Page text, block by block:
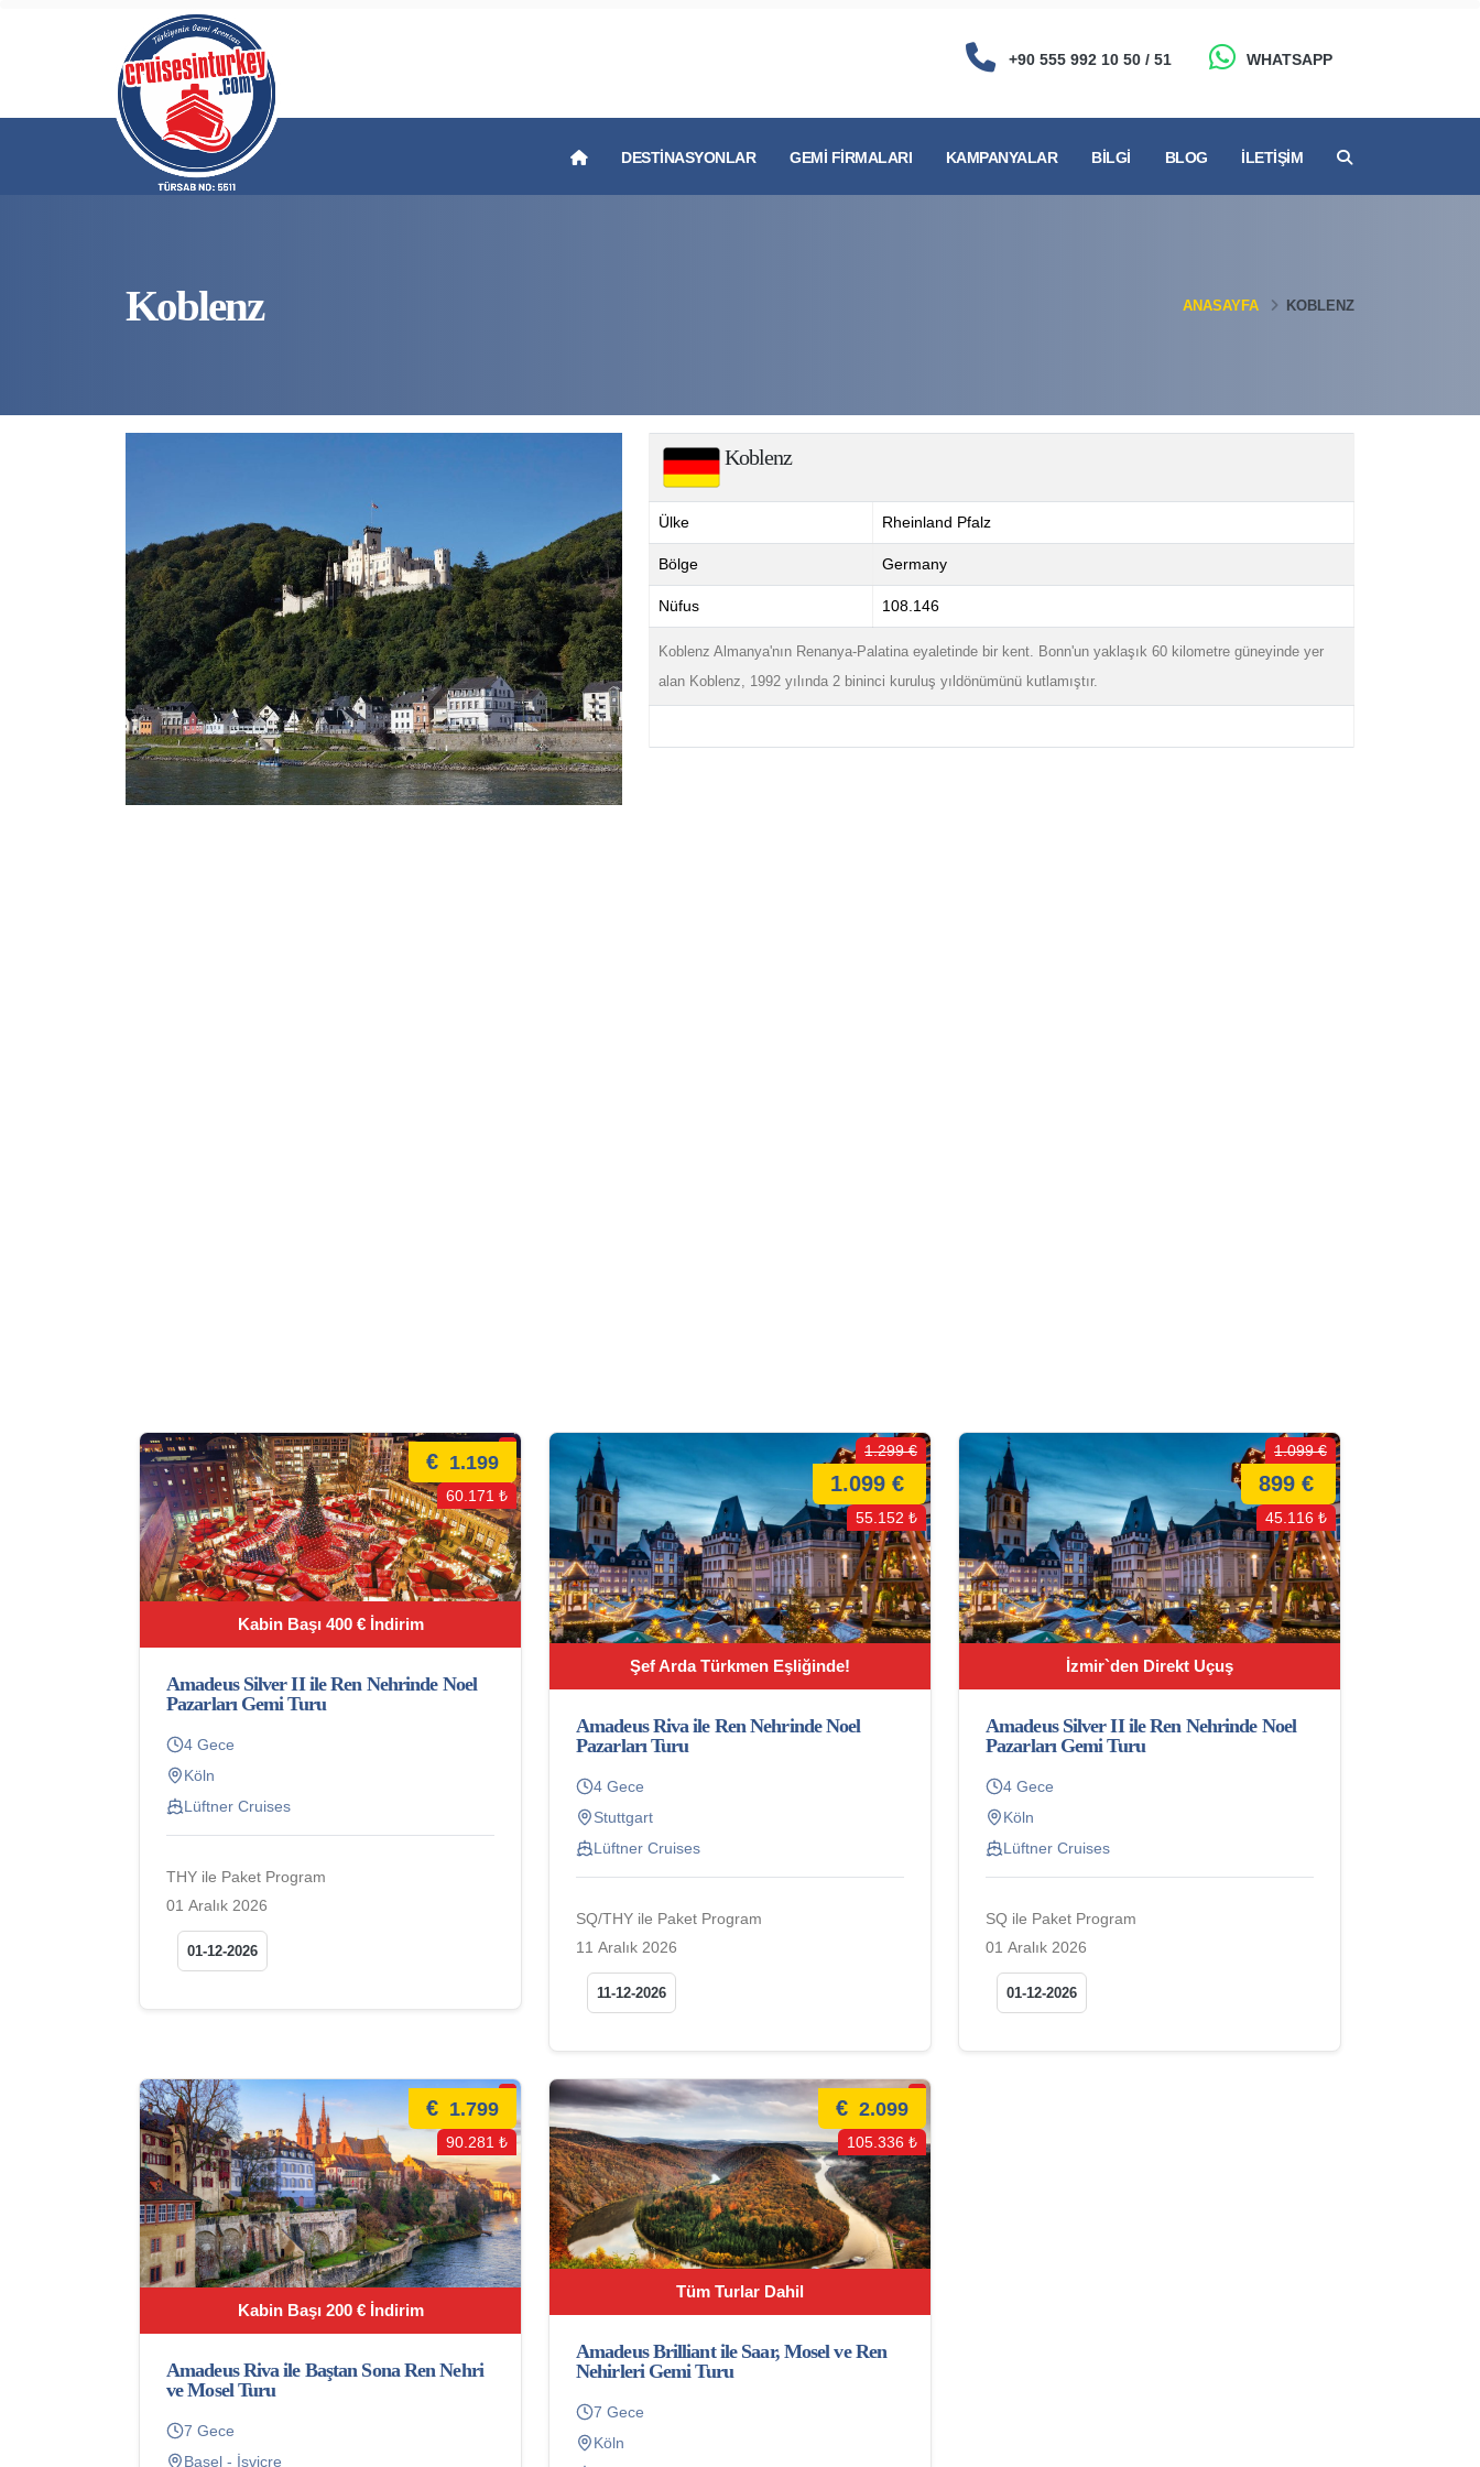
+90 555 992 10 50 / 51 WHATSAPP
DESTINASYONLAR GEMI FIRMALARI KAMPANYALAR BILGI BLOG İLETIŞIM
Koblenz ANASAYFA KOBLENZ
Koblenz
Ülke Rheinland Pfalz
Bölge Germany
Nüfus 108.146
Koblenz Almanya'nın Renanya-Palatina eyaletinde bir kent. Bonn'un yaklaşık 60 kilometre güneyinde yer
alan Koblenz, 1992 yılında 2 bininci kuruluş yıldönümünü kutlamıştır.
Kabin Başı 400 € İndirim
€ 1.199
60.171 ₺
Amadeus Silver II ile Ren Nehrinde Noel
Pazarları Gemi Turu
4 Gece
Köln
Lüftner Cruises
THY ile Paket Program
01 Aralık 2026
01-12-2026
Şef Arda Türkmen Eşliğinde!
1.299 €
1.099 €
55.152 ₺
Amadeus Riva ile Ren Nehrinde Noel
Pazarları Turu
4 Gece
Stuttgart
Lüftner Cruises
SQ/THY ile Paket Program
11 Aralık 2026
11-12-2026
İzmir`den Direkt Uçuş
1.099 €
899 €
45.116 ₺
Amadeus Silver II ile Ren Nehrinde Noel
Pazarları Gemi Turu
4 Gece
Köln
Lüftner Cruises
SQ ile Paket Program
01 Aralık 2026
01-12-2026
Kabin Başı 200 € İndirim
€ 1.799
90.281 ₺
Amadeus Riva ile Baştan Sona Ren Nehri
ve Mosel Turu
7 Gece
Basel - İsviçre
Tüm Turlar Dahil
€ 2.099
105.336 ₺
Amadeus Brilliant ile Saar, Mosel ve Ren
Nehirleri Gemi Turu
7 Gece
Köln